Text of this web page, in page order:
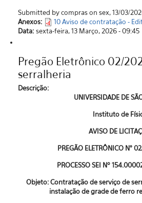
Submitted by compras on sex, 13/03/
Anexos:
10 Aviso de contratação -
Data: sexta-feira, 13 Março, 2026 - 09:45
Pregão Eletrônico 02/
serralheria
Descrição:
UNIVERSIDADE DE
Instituto de
AVISO DE
PREGÃO ELETRÔNICO N°
PROCESSO SEI Nº
Objeto: Contratação de serviço de
instalação de grade de ferro